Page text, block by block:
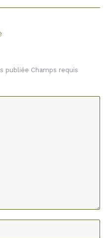
publiée Champs requis